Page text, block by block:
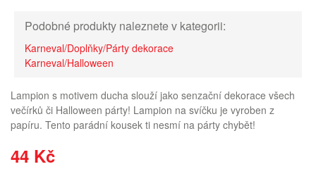
Podobné produkty naleznete v kategorii:
Karneval/Doplňky/Párty dekorace
Karneval/Halloween
Lampion s motivem ducha slouží jako senzační dekorace všech
večírků či Halloween párty! Lampion na svíčku je vyroben z
papíru. Tento parádní kousek ti nesmí na párty chybět!
44 Kč